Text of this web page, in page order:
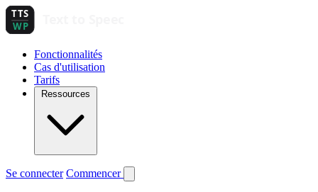
Fonctionnalités
Cas d'utilisation
Tarifs
Ressources
Se connecter Commencer